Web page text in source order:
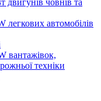
двигунів човнів та
легкових автомобілів
вантажівок,
техніки